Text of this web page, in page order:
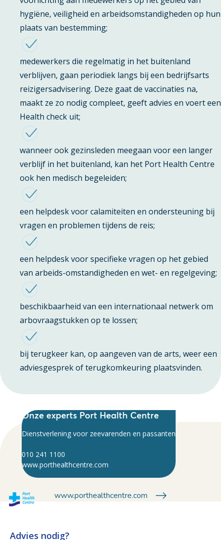
hygiëne, veiligheid en arbeidsomstandigheden op hun
plaats van bestemming;
medewerkers die regelmatig in het buitenland
verblijven, gaan periodiek langs bij een bedrijfsarts
reizigersadvisering. Deze gaat de vaccinaties na,
maakt ze zo nodig compleet, geeft advies en voert een
Health check uit;
wanneer ook gezinsleden meegaan voor een langer
verblijf in het buitenland, kan het Port Health Centre
ook hen medisch begeleiden;
een helpdesk voor calamiteiten en ondersteuning bij
vragen en problemen tijdens de reis;
een helpdesk voor specifieke vragen op het gebied
van arbeids-omstandigheden en wet- en regelgeving;
beschikbaarheid van een internationaal netwerk om
arbovraagstukken op te lossen;
bij terugkeer kan, op aangeven van de arts, weer een
adviesgesprek of terugkomkeuring plaatsvinden.
Onze experts Port Health Centre
Dienstverlening voor zeevarenden en passanten
010 241 1100
www.porthealthcentre.com
www.porthealthcentre.com
Advies nodig?